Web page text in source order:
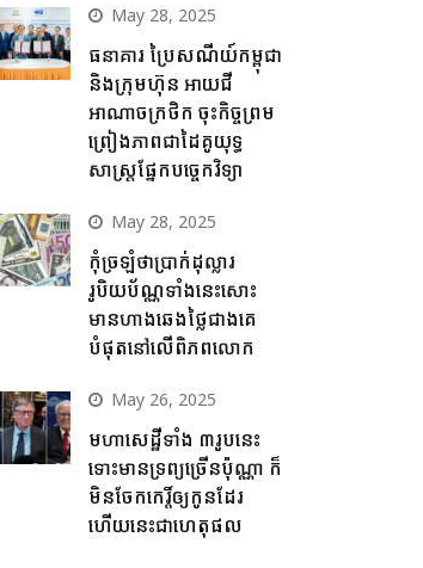
May 28, 2025
ធនាគារ ប្រៃសណីយ៍កម្ពុជា
និងក្រុមហ៊ុន អាយជី
អាណាចក្រថិក ចុះកិច្ចព្រម
ព្រៀងភាពជាដៃគូយុទ្ធ
សាស្ត្រផ្នែកបច្ចេកវិទ្យា
May 28, 2025
កុំច្រឡំថាប្រាក់ដុល្លារ
រូបិយប័ណ្ណទាំងនេះសោះ
មានហាងឆេងថ្លៃជាងគេ
បំផុតនៅលើពិភពលោក
May 26, 2025
មហាសេដ្ឋីទាំង ៣រូបនេះ
ទោះមានទ្រព្យច្រើនប៉ុណ្ណា ក៏
មិនចែកកេរ្តិ៍ឲ្យកូនដែរ
ហើយនេះជាហេតុផល